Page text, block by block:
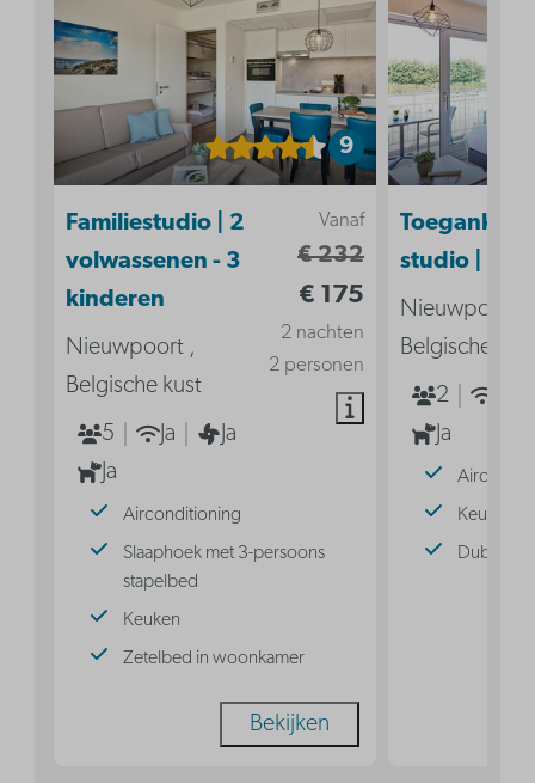
9
Vanaf
€ 232
€ 175
2 nachten
2 personen
Familiestudio | 2
volwassenen - 3
kinderen
Nieuwpoort ,
Belgische kust
5
Ja
Ja
Ja
Airconditioning
Slaaphoek met 3-persoons
stapelbed
Keuken
Zetelbed in woonkamer
Bekijken
studio | 2p
Nieuwpoort ,
Belgische
2
Ja
Keuken
Dubbel